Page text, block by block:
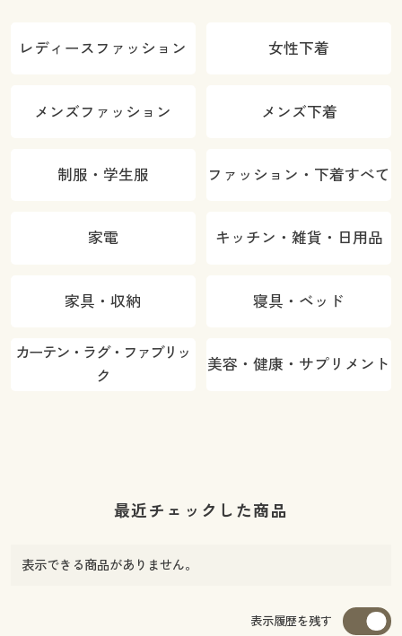
レディースファッション 女性下着
メンズファッション メンズ下着
制服・学生服 ファッション・下着すべて
家電 キッチン・雑貨・日用品
家具・収納 寝具・ベッド
カーテン・ラグ・ファブリッ
ク
美容・健康・サプリメント
最近チェックした商品
表示できる商品がありません。
表示履歴を残す